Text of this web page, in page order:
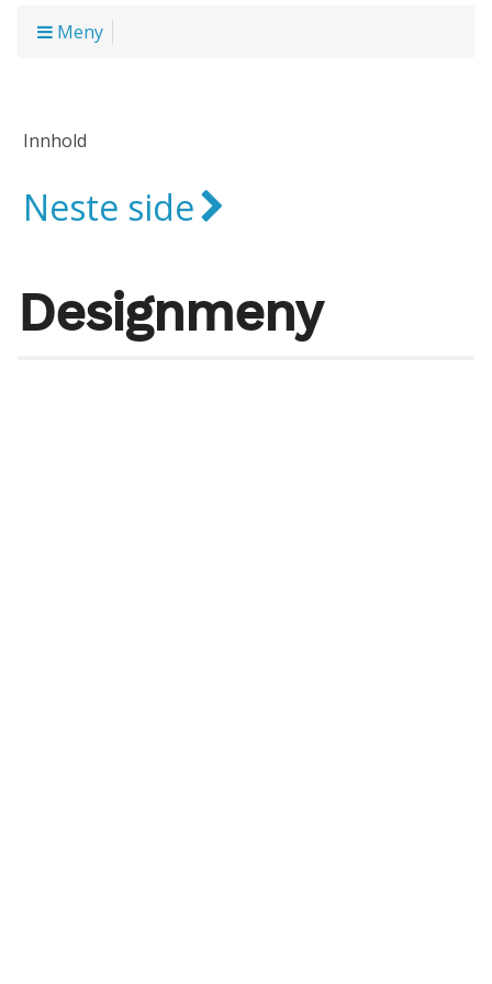
Meny
Innhold
Neste side
Designmeny